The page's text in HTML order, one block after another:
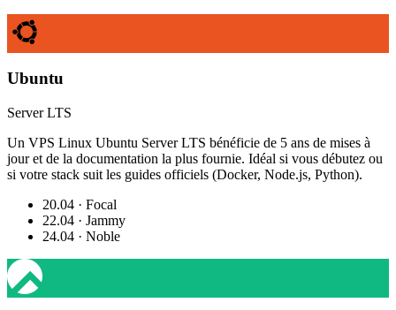
Ubuntu
Server LTS
Un VPS Linux Ubuntu Server LTS bénéficie de 5 ans de mises à
jour et de la documentation la plus fournie. Idéal si vous débutez ou
si votre stack suit les guides officiels (Docker, Node.js, Python).
20.04 · Focal
22.04 · Jammy
24.04 · Noble